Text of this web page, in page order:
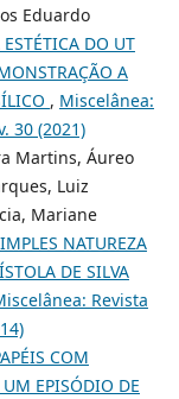
Eduardo
DO UT
A
, Miscelânea:
30 (2021)
Martins, Áureo
Luiz
Mariane
NATUREZA
DE SILVA
Revista
COM
EPISÓDIO DE